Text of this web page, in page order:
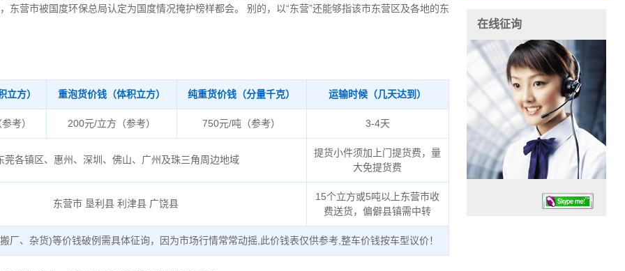
东营市被国度环保总局认定为国度情况掩护榜样都会。 别的，以“东营”还能够指该市东营区及各地的东
立方） 重泡货价钱（体积立方） 纯重货价钱（分量千克） 运输时候（几天达到）
考） 200元/立方（参考） 750元/吨（参考） 3-4天
莞各镇区、惠州、深圳、佛山、广州及珠三角周边地域
提货小件须加上门提货费，量
大免提货费
东营市 垦利县 利津县 广饶县
15个立方或5吨以上东营市收
费送货，偏僻县镇需中转
厂、杂货)等价钱破例需具体征询，因为市场行情常常动摇,此价钱表仅供参考,整车价钱按车型议价！
在线征询